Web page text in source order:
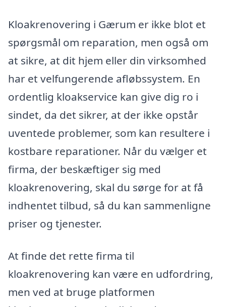
Kloakrenovering i Gærum er ikke blot et
spørgsmål om reparation, men også om
at sikre, at dit hjem eller din virksomhed
har et velfungerende afløbssystem. En
ordentlig kloakservice kan give dig ro i
sindet, da det sikrer, at der ikke opstår
uventede problemer, som kan resultere i
kostbare reparationer. Når du vælger et
firma, der beskæftiger sig med
kloakrenovering, skal du sørge for at få
indhentet tilbud, så du kan sammenligne
priser og tjenester.
At finde det rette firma til
kloakrenovering kan være en udfordring,
men ved at bruge platformen